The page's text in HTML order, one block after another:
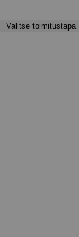
Valitse toimitustapa